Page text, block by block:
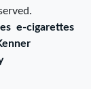
e-cigarettes